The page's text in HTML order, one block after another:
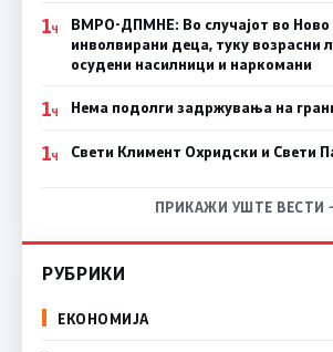
1Ч
ВМРО-ДПМНЕ: Во случајот во Ново
инволвирани деца, туку возрасни
осудени насилници и наркомани
1Ч Нема подолги задржувања на
1Ч Свети Климент Охридски и Свети
ПРИКАЖИ УШТЕ ВЕСТИ
РУБРИКИ
ЕКОНОМИЈА